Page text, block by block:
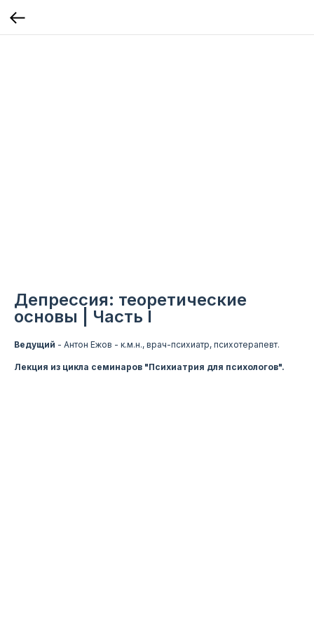
Депрессия: теоретические
основы | Часть I
Ведущий - Антон Ежов - к.м.н., врач-психиатр, психотерапевт.
Лекция из цикла семинаров "Психиатрия для психологов".